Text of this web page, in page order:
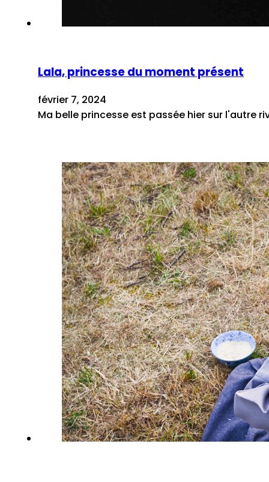
Lala, princesse du moment présent
février 7, 2024
Ma belle princesse est passée hier sur l'autre